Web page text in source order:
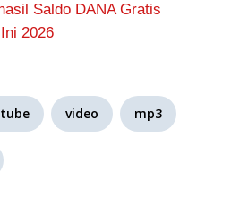
Saldo DANA Gratis
2026
video mp3